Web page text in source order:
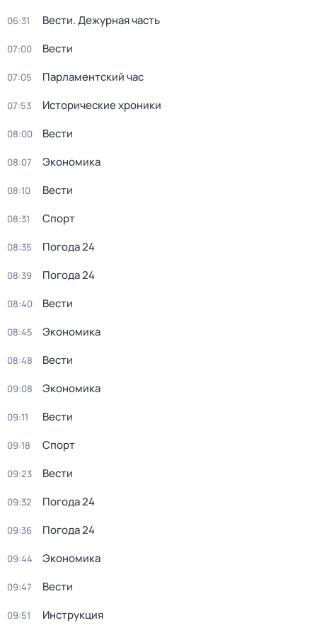
06:31 Вести. Дежурная часть
07:00 Вести
07:05 Парламентский час
07:53 Исторические хроники
08:00 Вести
08:07 Экономика
08:10 Вести
08:31 Спорт
08:35 Погода 24
08:39 Погода 24
08:40 Вести
08:45 Экономика
08:48 Вести
09:08 Экономика
09:11 Вести
09:18 Спорт
09:23 Вести
09:32 Погода 24
09:36 Погода 24
09:44 Экономика
09:47 Вести
09:51 Инструкция